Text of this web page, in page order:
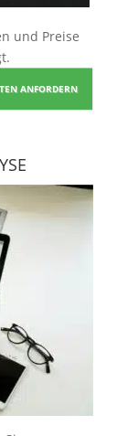
und Preise
ANFORDERN